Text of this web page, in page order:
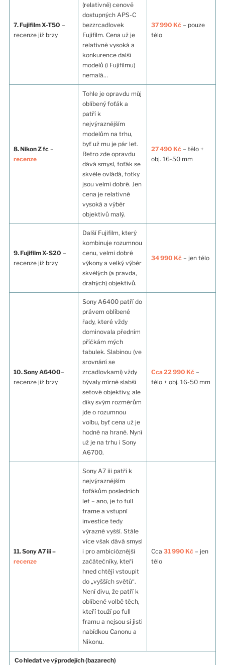
7. Fujifilm X-T50 –
recenze již brzy
(relativně) cenově
dostupných APS-C
bezzrcadlovek
Fujifilm. Cena už je
relativně vysoká a
konkurence další
modelů (i Fujifilmu)
nemalá…
37 990 Kč– pouze
tělo
8. Nikon Z fc–
recenze
Tohle je opravdu můj
oblíbený foťák a
patří k
nejvýraznějším
modelům na trhu,
byť už mu je pár let.
Retro zde opravdu
dává smysl, foťák se
skvěle ovládá, fotky
jsou velmi dobré. Jen
cena je relativně
vysoká a výběr
objektivů malý.
27 490 Kč– tělo +
obj. 16-50 mm
9. Fujifilm X-S20 –
recenze již brzy
Další Fujifilm, který
kombinuje rozumnou
cenu, velmi dobré
výkony a velký výběr
skvělých (a pravda,
drahých) objektivů.
34 990 Kč– jen tělo
10. Sony A6400–
recenze již brzy
Sony A6400 patří do
právem oblíbené
řady, které vždy
dominovala předním
příčkám mých
tabulek. Slabinou (ve
srovnání se
zrcadlovkami) vždy
bývaly mírně slabší
setové objektivy, ale
díky svým rozměrům
jde o rozumnou
volbu, byť cena už je
hodně na hraně. Nyní
už je na trhu i Sony
A6700.
Cca 22 990 Kč–
tělo + obj. 16-50 mm
11. Sony A7 iii –
recenze
Sony A7 iii patří k
nejvýraznějším
foťákům posledních
let – ano, je to full
frame a vstupní
investice tedy
výrazně vyšší. Stále
více však dává smysl
i pro ambicióznější
začátečníky, kteří
hned chtějí vstoupit
do „vyšších světů“.
Není divu, že patří k
oblíbené volbě těch,
kteří touží po full
framu a nejsou si jisti
nabídkou Canonu a
Nikonu.
Cca 31 990 Kč– jen
tělo
Co hledat ve výprodejích (bazarech)